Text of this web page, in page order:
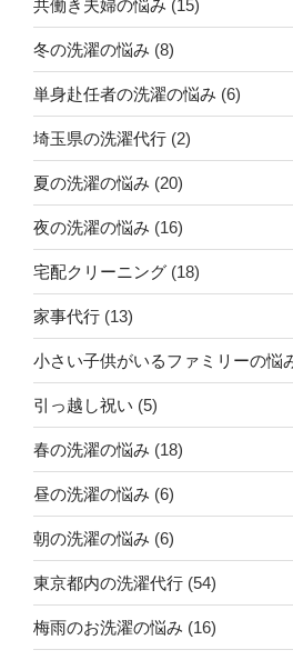
共働き夫婦の悩み (15)
冬の洗濯の悩み (8)
単身赴任者の洗濯の悩み (6)
埼玉県の洗濯代行 (2)
夏の洗濯の悩み (20)
夜の洗濯の悩み (16)
宅配クリーニング (18)
家事代行 (13)
小さい子供がいるファミリーの悩
引っ越し祝い (5)
春の洗濯の悩み (18)
昼の洗濯の悩み (6)
朝の洗濯の悩み (6)
東京都内の洗濯代行 (54)
梅雨のお洗濯の悩み (16)